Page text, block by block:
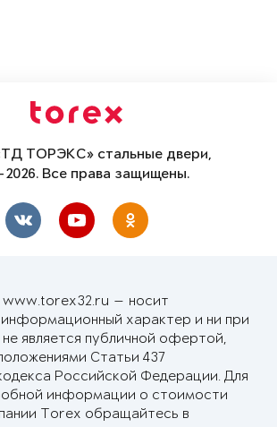
ТОРЭКС» стальные двери,
Все права защищены.
www.torex32.ru — носит
информационный характер и ни при
не является публичной офертой,
Статьи 437
Российской Федерации. Для
информации о стоимости
Torex обращайтесь в